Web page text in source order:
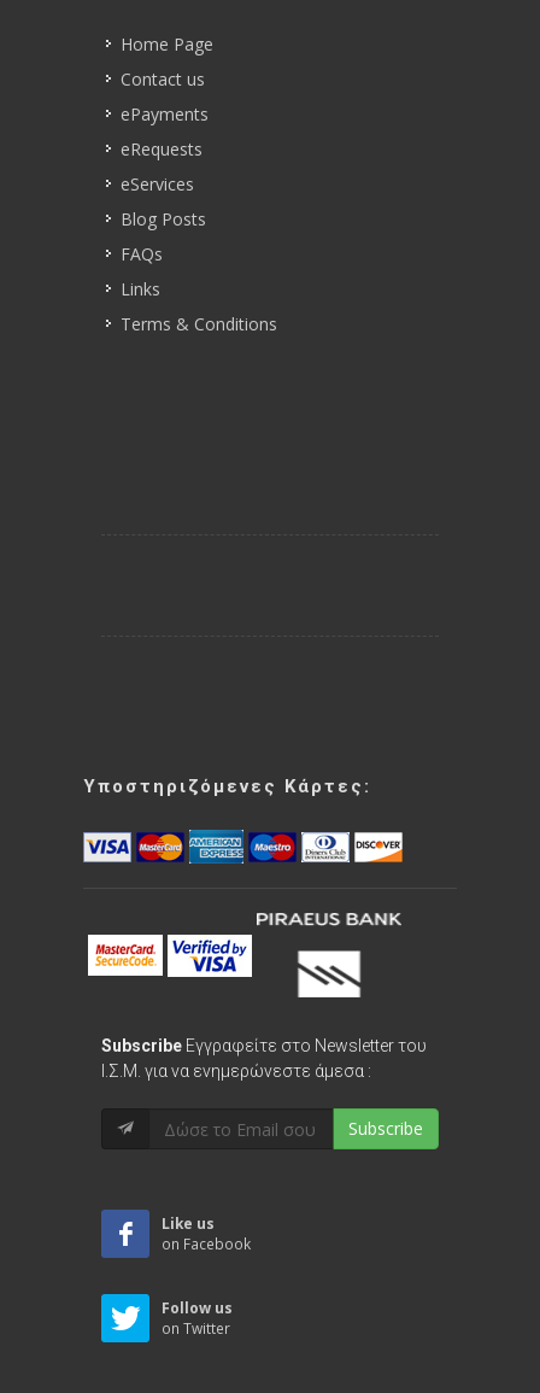
Home Page
Contact us
ePayments
eRequests
eServices
Blog Posts
FAQs
Links
Terms & Conditions
Υποστηριζόμενες Κάρτες:
Subscribe Εγγραφείτε στο Newsletter του
Ι.Σ.Μ. για να ενημερώνεστε άμεσα :
Subscribe
Like us
on Facebook
Follow us
on Twitter